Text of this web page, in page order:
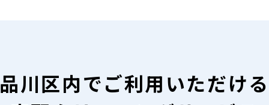
品川区内でご利用いただける